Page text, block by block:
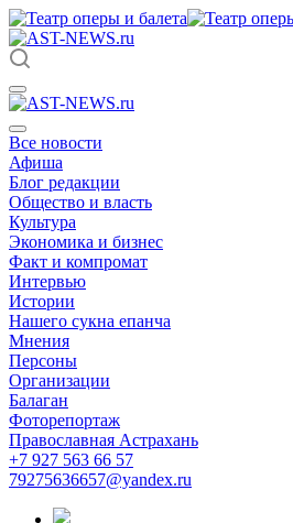
Все новости
Афиша
Блог редакции
Общество и власть
Культура
Экономика и бизнес
Факт и компромат
Интервью
Истории
Нашего сукна епанча
Мнения
Персоны
Организации
Балаган
Фоторепортаж
Православная Астрахань
+7 927 563 66 57
79275636657@yandex.ru